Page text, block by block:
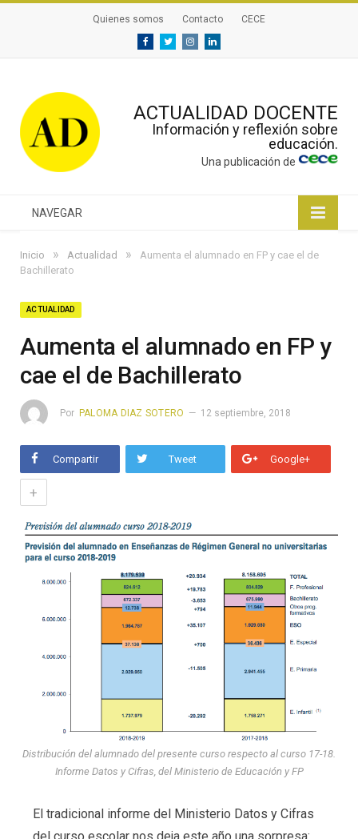
Quienes somos Contacto CECE
FacebookTwitterInstagramLinkedin
ACTUALIDAD DOCENTE
Información y reflexión sobre
educación.
Una publicación de
NAVEGAR
Inicio » Actualidad »
Aumenta el alumnado en FP y cae el de
Bachillerato
ACTUALIDAD
Aumenta el alumnado en FP y
cae el de Bachillerato
Por PALOMA DIAZ SOTERO 12 septiembre, 2018
Compartir Tweet Google+
+
Distribución del alumnado del presente curso respecto al curso 17-18.
Informe Datos y Cifras, del Ministerio de Educación y FP
El tradicional informe del Ministerio Datos y Cifras
del curso escolar nos deja este año una sorpresa: